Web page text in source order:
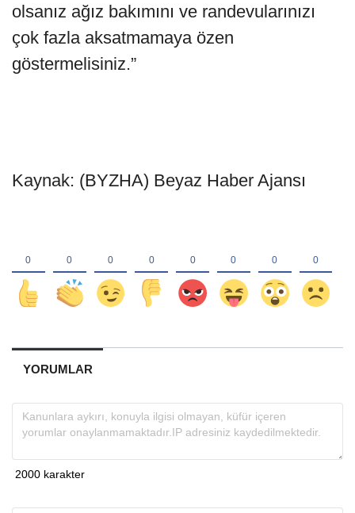
olsanız ağız bakımını ve randevularınızı
çok fazla aksatmamaya özen
göstermelisiniz.”
Kaynak: (BYZHA) Beyaz Haber Ajansı
YORUMLAR